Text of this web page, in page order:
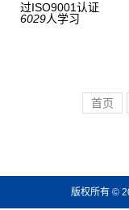
过ISO9001认证
6029人学习
首页
版权所有 ©